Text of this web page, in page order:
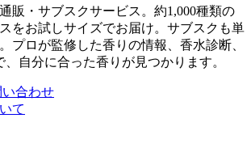
販・サブスクサービス。約1,000種類の
をお試しサイズでお届け。サブスクも単
プロが監修した香りの情報、香水診断、
自分に合った香りが見つかります。
合わせ
て